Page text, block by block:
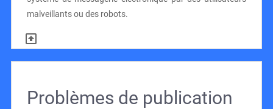
malveillants ou des robots.
Problèmes de publication